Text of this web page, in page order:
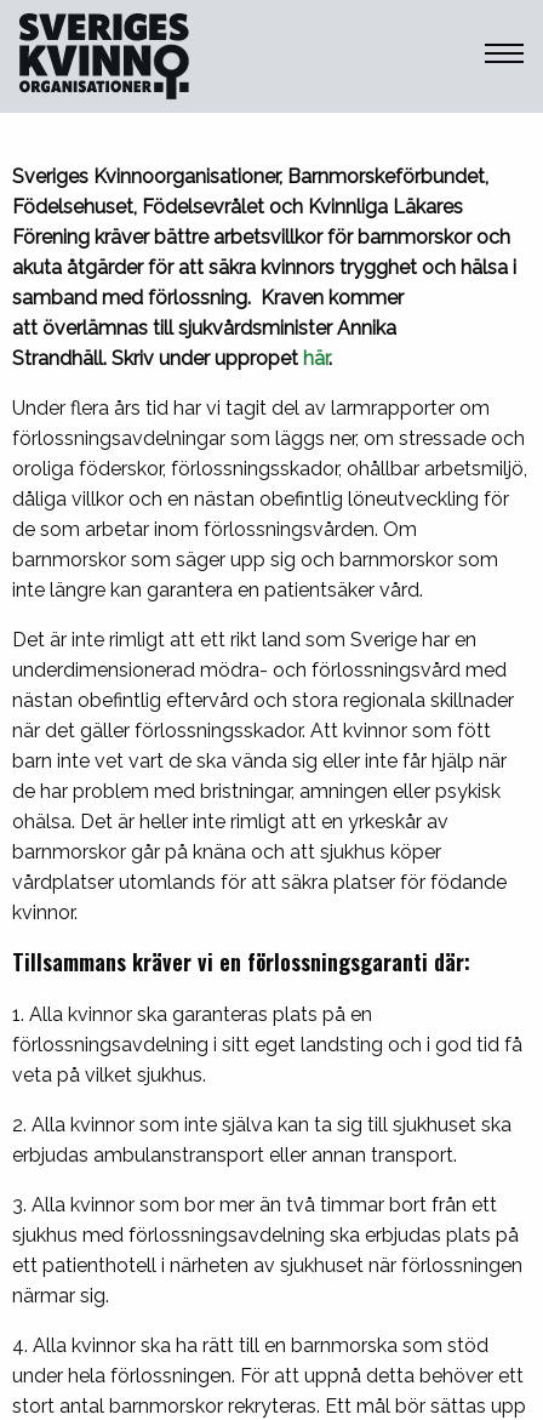
Sveriges Kvinnoorganisationer
Sveriges Kvinnoorganisationer, Barnmorskeförbundet,
Födelsehuset, Födelsevrålet och Kvinnliga Läkares
Förening kräver bättre arbetsvillkor för barnmorskor och
akuta åtgärder för att säkra kvinnors trygghet och hälsa i
samband med förlossning. Kraven kommer
att överlämnas till sjukvårdsminister Annika
Strandhäll. Skriv under uppropet här.
Under flera års tid har vi tagit del av larmrapporter om
förlossningsavdelningar som läggs ner, om stressade och
oroliga föderskor, förlossningsskador, ohållbar arbets­miljö,
dåliga villkor och en nästan obefintlig löne­utveckling för
de som arbetar inom förlossningsvården. Om
barnmorskor som säger upp sig och barnmorskor som
inte längre kan garantera en patientsäker vård.
Det är inte rimligt att ett rikt land som Sverige har en
underdimensionerad mödra- och förlossningsvård med
nästan obefintlig eftervård och stora regionala skillnader
när det gäller förlossningsskador. Att kvinnor som fött
barn inte vet vart de ska vända sig eller inte får hjälp när
de har problem med bristningar, amningen eller psykisk
ohälsa. Det är heller inte rimligt att en yrkeskår av
barnmorskor går på knäna och att sjukhus köper
vårdplatser utomlands för att säkra platser för födande
kvinnor.
Tillsammans kräver vi en förlossningsgaranti där:
1. Alla kvinnor ska garanteras plats på en
förlossningsavdelning i sitt eget landsting och i god tid få
veta på vilket sjukhus.
2. Alla kvinnor som inte själva kan ta sig till sjukhuset ska
erbjudas ambulanstransport eller annan transport.
3. Alla kvinnor som bor mer än två timmar bort från ett
sjukhus med förlossningsavdelning ska erbjudas plats på
ett patienthotell i närheten av sjukhuset när förlossningen
närmar sig.
4. Alla kvinnor ska ha rätt till en barnmorska som stöd
under hela förlossningen. För att uppnå detta behöver ett
stort antal barnmorskor rekryteras. Ett mål bör sättas upp